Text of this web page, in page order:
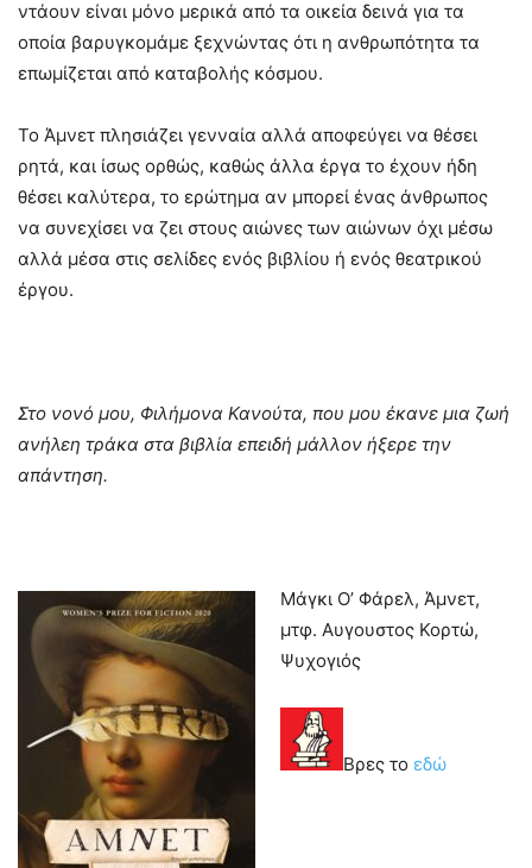
ντάουν είναι μόνο μερικά από τα οικεία δεινά για τα
οποία βαρυγκομάμε ξεχνώντας ότι η ανθρωπότητα τα
επωμίζεται από καταβολής κόσμου.
Το Άμνετ πλησιάζει γενναία αλλά αποφεύγει να θέσει
ρητά, και ίσως ορθώς, καθώς άλλα έργα το έχουν ήδη
θέσει καλύτερα, το ερώτημα αν μπορεί ένας άνθρωπος
να συνεχίσει να ζει στους αιώνες των αιώνων όχι μέσω
αλλά μέσα στις σελίδες ενός βιβλίου ή ενός θεατρικού
έργου.
Στο νονό μου, Φιλήμονα Κανούτα, που μου έκανε μια ζωή
ανήλεη τράκα στα βιβλία επειδή μάλλον ήξερε την
απάντηση.
Μάγκι Ο’ Φάρελ, Άμνετ,
μτφ. Αυγουστος Κορτώ,
Ψυχογιός
Βρες το εδώ